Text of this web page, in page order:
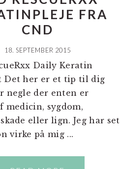
FRA
CND
18. SEPTEMBER 2015
Daily Keratin
Det her er et tip til dig
negle der enten er
medicin, sygdom,
eller lign. Jeg har set
virke på mig ...